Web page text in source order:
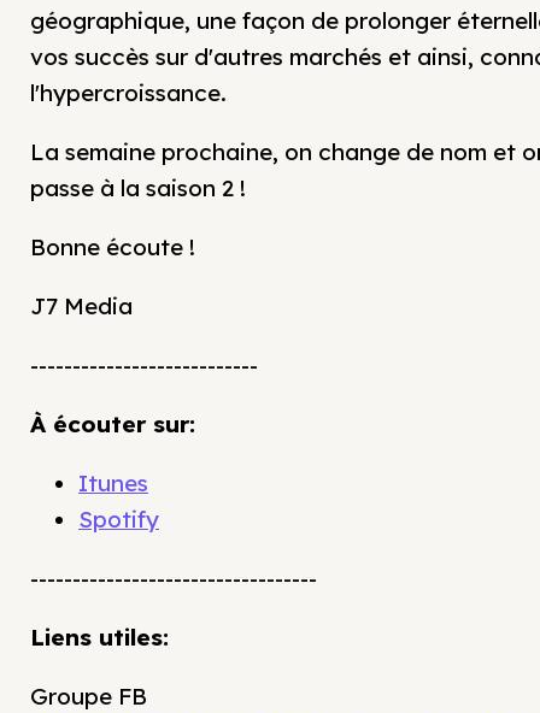
géographique, une façon de prolonger
vos succès sur d'autres marchés et ainsi,
l'hypercroissance.
La semaine prochaine, on change de nom et
passe à la saison 2 !
Bonne écoute !
J7 Media
---------------------------
À écouter sur:
Itunes
Spotify
----------------------------------
Liens utiles:
Groupe FB